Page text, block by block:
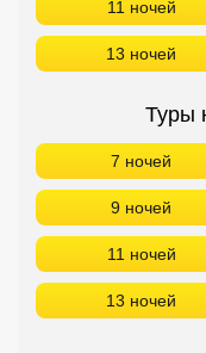
11 ночей
13 ночей
Туры
7 ночей
9 ночей
11 ночей
13 ночей